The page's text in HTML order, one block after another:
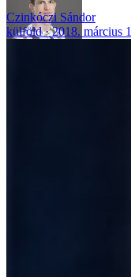
Czinkóczi Sándor
külföld
2018. március